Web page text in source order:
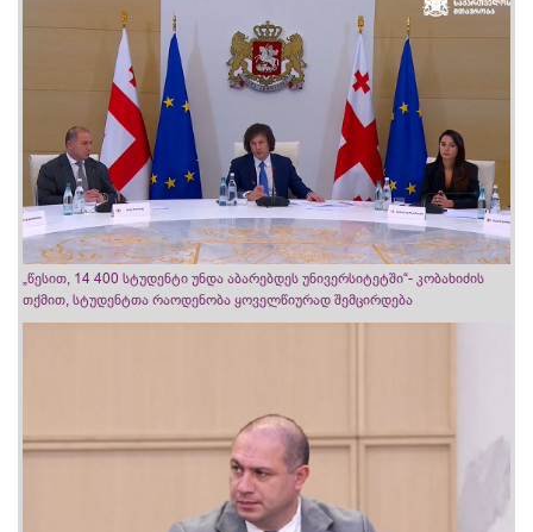
„წესით, 14 400 სტუდენტი უნდა აბარებდეს უნივერსიტეტში“- კობახიძის
თქმით, სტუდენტთა რაოდენობა ყოველწიურად შემცირდება